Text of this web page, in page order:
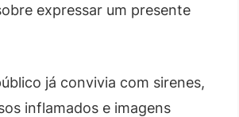
expressar um presente
já convivia com sirenes,
inflamados e imagens